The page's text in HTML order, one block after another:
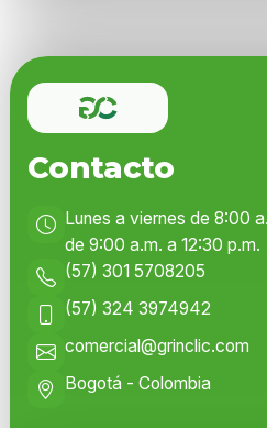
Contacto
Lunes a viernes de 8:00
de 9:00 a.m. a 12:30 p.m.
(57) 301 5708205
(57) 324 3974942
comercial@grinclic.com
Bogotá - Colombia